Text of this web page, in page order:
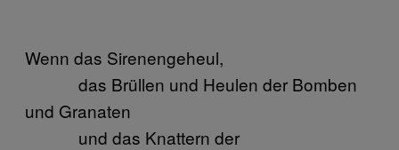
Wenn das Sirenengeheul,
das Brüllen und Heulen der Bomben
und Granaten
und das Knattern der